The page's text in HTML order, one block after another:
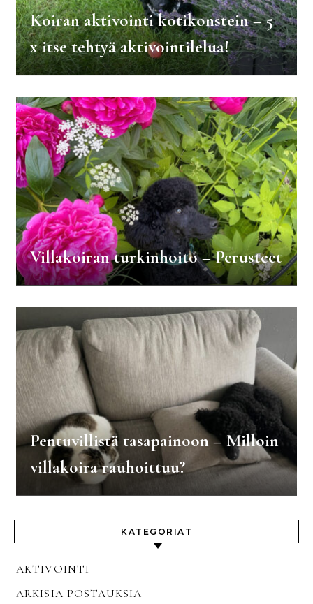
Koiran aktivointi kotikonstein – 5
x itse tehtyä aktivointilelua!
Villakoiran turkinhoito – Perusteet
Pentuvillistä tasapainoon – Milloin
villakoira rauhoittuu?
KATEGORIAT
AKTIVOINTI
ARKISIA POSTAUKSIA